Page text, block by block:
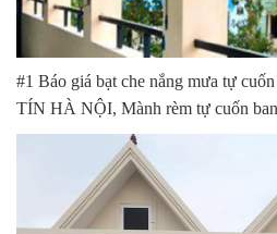
#1 Báo giá bạt che nắng mưa tự
TÍN HÀ NỘI, Mành rèm tự cuốn